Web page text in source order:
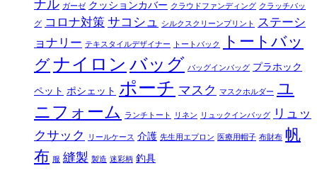
ナル ガーゼ クッションカバー クラウドファンディング クラッチバッ
グ コロナ対策 サコシュ シルクスクリーンプリント
ステーシ
ョナリー テキスタイルデザイナー トートバック
トートバッ
グナイロン バッグ バッグインバッグ プラホック
ペット ポシェット ポーチ マスク マスクホルダー ユ
ニフォーム
ランチトート リネン リュックインバッグ
リュッ
クサック
リールケース 介護 先生用エプロン 医療用帽子 布財布 帆
布 服 縫製 製造 迷彩柄 釣具